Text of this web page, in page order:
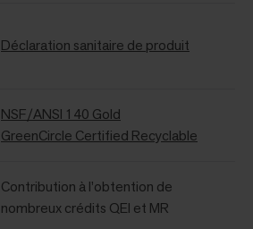
Déclaration sanitaire de produit
NSF/ANSI 140 Gold
GreenCircle Certified Recyclable
Contribution à l’obtention de
nombreux crédits QEI et MR